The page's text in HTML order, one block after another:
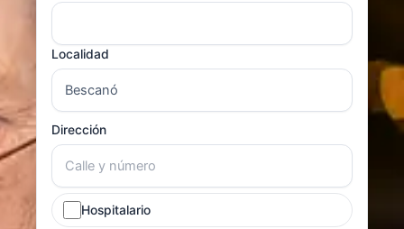
Localidad
Dirección
Hospitalario